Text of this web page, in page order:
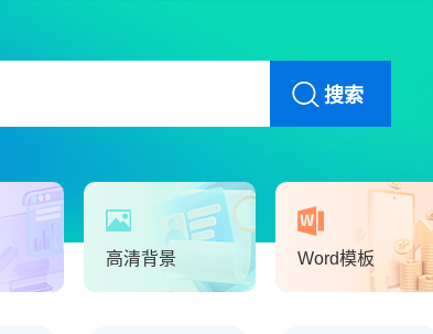
搜索
高清背景 Word模板